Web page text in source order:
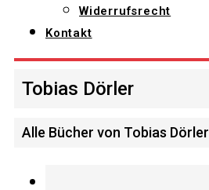
Widerrufsrecht
Kontakt
Tobias Dörler
Alle Bücher von Tobias Dörler